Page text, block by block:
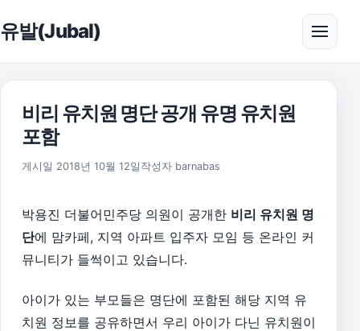
유발(Jubal) 메뉴
비리 유치원 명단 공개 유명 유치원
포함
게시일 2018년 10월 12일 2026년 8월 1일
작성자 barnabas
박용진 더불어민주당 의원이 공개한 비리 유치원 명
단에 맘카페, 지역 아파트 입주자 모임 등 온라인 커
뮤니티가 들썩이고 있습니다.
아이가 있는 부모들은 명단에 포함된 해당 지역 유
치원 정보를 공유하면서 우리 아이가 다닌 유치원이